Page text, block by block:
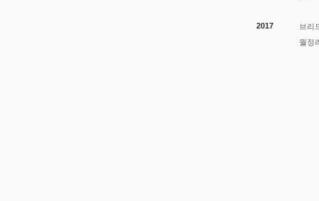
2017
브리
월정